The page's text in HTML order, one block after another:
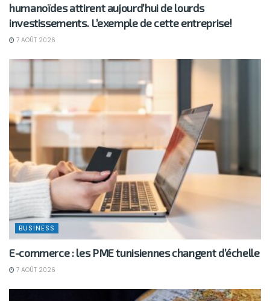
humanoïdes attirent aujourd’hui de lourds
investissements. L’exemple de cette entreprise!
7 AOÛT 2026
BUSINESS
E-commerce : les PME tunisiennes changent d’échelle
7 AOÛT 2026